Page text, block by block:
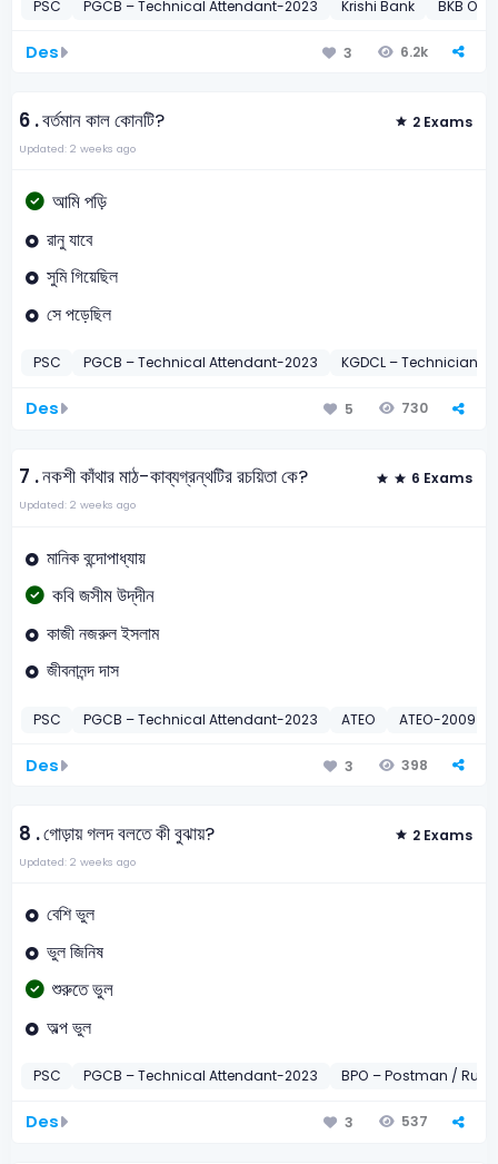
PSC PGCB – Technical Attendant-2023 Krishi Bank BKB
Des 3 6.2k
6 .বর্তমান কাল কোনটি? 2 Exams
Updated: 2 weeks ago
আমি পড়ি
রানু যাবে
সুমি গিয়েছিল
সে পড়েছিল
PSC PGCB – Technical Attendant-2023 KGDCL – Technician-
Des 5 730
7 .নকশী কাঁথার মাঠ-কাব্যগ্রন্থটির রচয়িতা কে? 6 Exams
Updated: 2 weeks ago
মানিক বন্দোপাধ্যায়
কবি জসীম উদ্‌দীন
কাজী নজরুল ইসলাম
জীবনানন্দ দাস
PSC PGCB – Technical Attendant-2023 ATEO ATEO-2009
Des 3 398
8 .গোড়ায় গলদ বলতে কী বুঝায়? 2 Exams
Updated: 2 weeks ago
বেশি ভুল
ভুল জিনিষ
শুরুতে ভুল
অল্প ভুল
PSC PGCB – Technical Attendant-2023 BPO – Postman /
Des 3 537